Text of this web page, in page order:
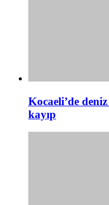
Kocaeli’de
kayıp